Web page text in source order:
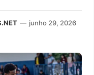
— junho 29, 2026